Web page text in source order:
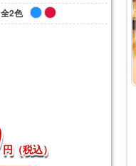
全2色
円（税込）